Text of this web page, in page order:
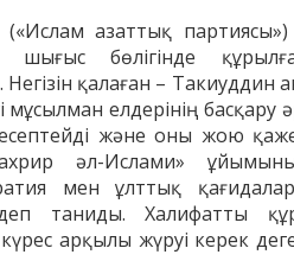
азаттық
бөлігінде
қалаған – Такиуддин
елдерінің басқару
және оны жою
әл-Ислами»
мен ұлттық
таниды. Халифатты
арқылы жүруі керек